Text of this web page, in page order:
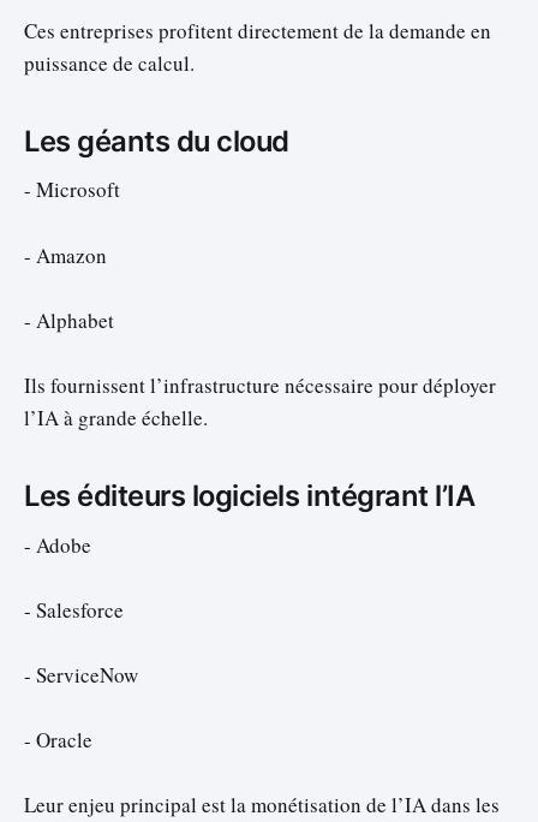
Ces entreprises profitent directement de la demande en
puissance de calcul.
Les géants du cloud
- Microsoft
- Amazon
- Alphabet
Ils fournissent l’infrastructure nécessaire pour déployer
l’IA à grande échelle.
Les éditeurs logiciels intégrant l’IA
- Adobe
- Salesforce
- ServiceNow
- Oracle
Leur enjeu principal est la monétisation de l’IA dans les